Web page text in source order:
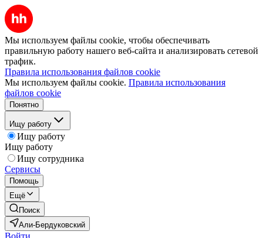
Мы используем файлы cookie, чтобы обеспечивать
правильную работу нашего веб-сайта и анализировать сетевой
трафик.
Правила использования файлов cookie
Мы используем файлы cookie. Правила использования
файлов cookie
Понятно
Ищу работу
Ищу работу
Ищу работу
Ищу сотрудника
Сервисы
Помощь
Ещё
Поиск
Али-Бердуковский
Войти